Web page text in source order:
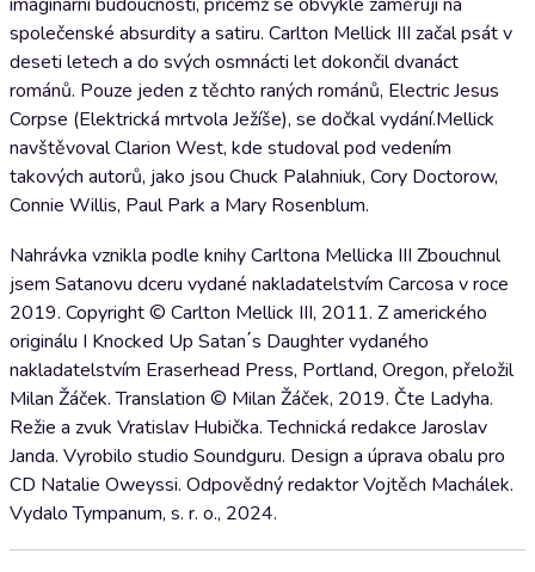
společenské absurdity a satiru. Carlton Mellick III začal psát v
deseti letech a do svých osmnácti let dokončil dvanáct
románů. Pouze jeden z těchto raných románů, Electric Jesus
Corpse (Elektrická mrtvola Ježíše), se dočkal vydání.Mellick
navštěvoval Clarion West, kde studoval pod vedením
takových autorů, jako jsou Chuck Palahniuk, Cory Doctorow,
Connie Willis, Paul Park a Mary Rosenblum.
Nahrávka vznikla podle knihy Carltona Mellicka III Zbouchnul
jsem Satanovu dceru vydané nakladatelstvím Carcosa v roce
2019. Copyright © Carlton Mellick III, 2011. Z amerického
originálu I Knocked Up Satan΄s Daughter vydaného
nakladatelstvím Eraserhead Press, Portland, Oregon, přeložil
Milan Žáček. Translation © Milan Žáček, 2019. Čte Ladyha.
Režie a zvuk Vratislav Hubička. Technická redakce Jaroslav
Janda. Vyrobilo studio Soundguru. Design a úprava obalu pro
CD Natalie Oweyssi. Odpovědný redaktor Vojtěch Machálek.
Vydalo Tympanum, s. r. o., 2024.